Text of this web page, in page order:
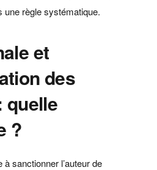
une règle systématique.
et
des
quelle
?
sanctionner l’auteur de